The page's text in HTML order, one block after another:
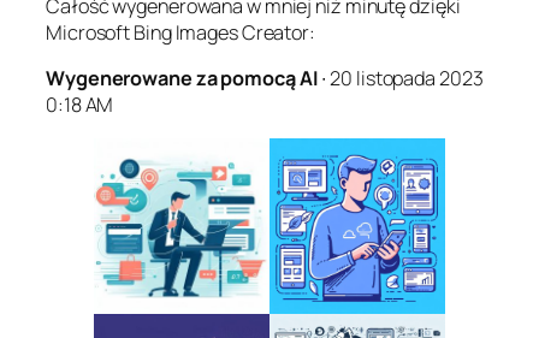
Całość wygenerowana w mniej niż minutę dzięki
Microsoft Bing Images Creator:
Wygenerowane za pomocą AI∙ 20 listopada 2023
0:18 AM